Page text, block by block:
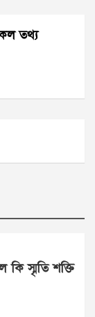
তথ্য
কি স্মৃতি শক্তি